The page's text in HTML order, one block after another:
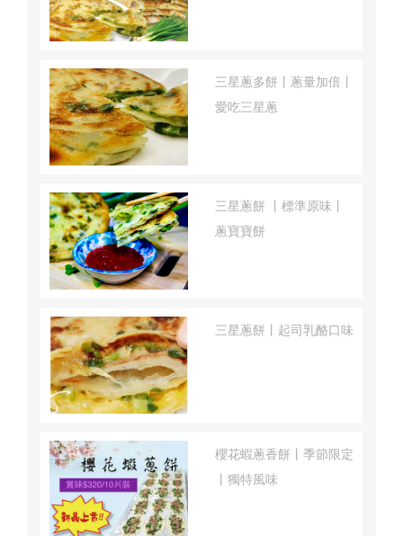
三星蔥多餅丨蔥量加倍丨
愛吃三星蔥
三星蔥餅 丨標準原味丨
蔥寶寶餅
三星蔥餅丨起司乳酪口味
櫻花蝦蔥香餅丨季節限定
丨獨特風味